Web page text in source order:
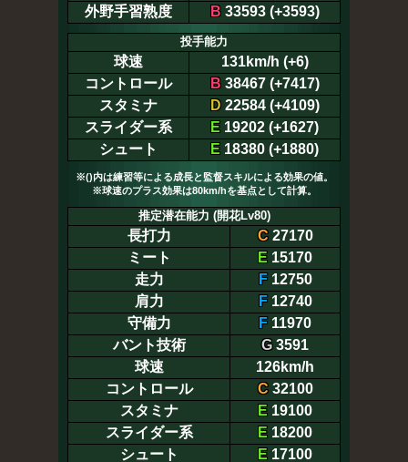
外野手習熟度
B33593 (+3593)
投手能力
球速
131km/h (+6)
コントロール
B38467 (+7417)
スタミナ
D22584 (+4109)
スライダー系
E 19202 (+1627)
シュート
E 18380 (+1880)
※()内は練習等による成長と監督スキルによる効果の値。
※球速のプラス効果は80km/hを基点として計算。
推定潜在能力 (開花Lv80)
長打力 C27170
ミート
E 15170
走力
F12750
肩力
F12740
守備力
F 11970
バント技術
G3591
球速
126km/h
コントロール
C32100
スタミナ
E 19100
スライダー系
E 18200
シュート
E 17100